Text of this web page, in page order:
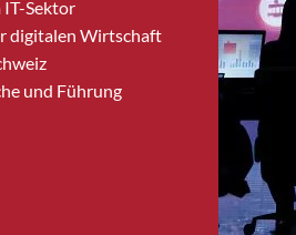
IT-Sektor
digitalen Wirtschaft
und Führung